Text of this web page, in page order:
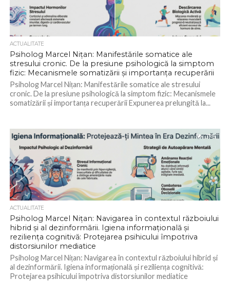
ACTUALITATE
Psiholog Marcel Nițan: Manifestările somatice ale
stresului cronic. De la presiune psihologică la simptom
fizic: Mecanismele somatizării și importanța recuperării
Psiholog Marcel Nițan: Manifestările somatice ale stresului
cronic. De la presiune psihologică la simptom fizic: Mecanismele
somatizării și importanța recuperării Expunerea prelungită la...
378
ACTUALITATE
Psiholog Marcel Nițan: Navigarea în contextul războiului
hibrid și al dezinformării. Igiena informațională și
reziliența cognitivă: Protejarea psihicului împotriva
distorsiunilor mediatice
Psiholog Marcel Nițan: Navigarea în contextul războiului hibrid și
al dezinformării. Igiena informațională și reziliența cognitivă:
Protejarea psihicului împotriva distorsiunilor mediatice